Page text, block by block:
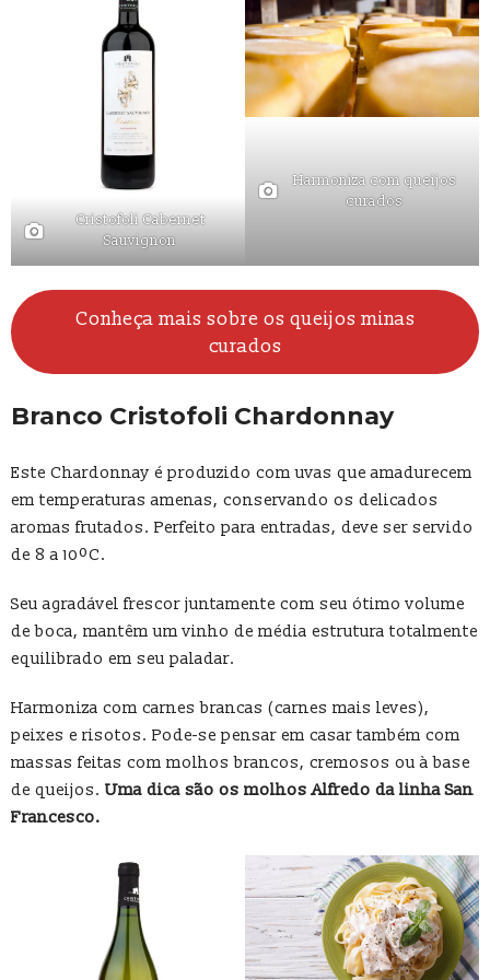
Cristofoli Cabernet
Sauvignon
Harmoniza com queijos
curados
Conheça mais sobre os queijos minas
curados
Branco Cristofoli Chardonnay
Este Chardonnay é produzido com uvas que amadurecem
em temperaturas amenas, conservando os delicados
aromas frutados. Perfeito para entradas, deve ser servido
de 8 a 10ºC.
Seu agradável frescor juntamente com seu ótimo volume
de boca, mantêm um vinho de média estrutura totalmente
equilibrado em seu paladar.
Harmoniza com carnes brancas (carnes mais leves),
peixes e risotos. Pode-se pensar em casar também com
massas feitas com molhos brancos, cremosos ou à base
de queijos. Uma dica são os molhos Alfredo da linha San
Francesco.